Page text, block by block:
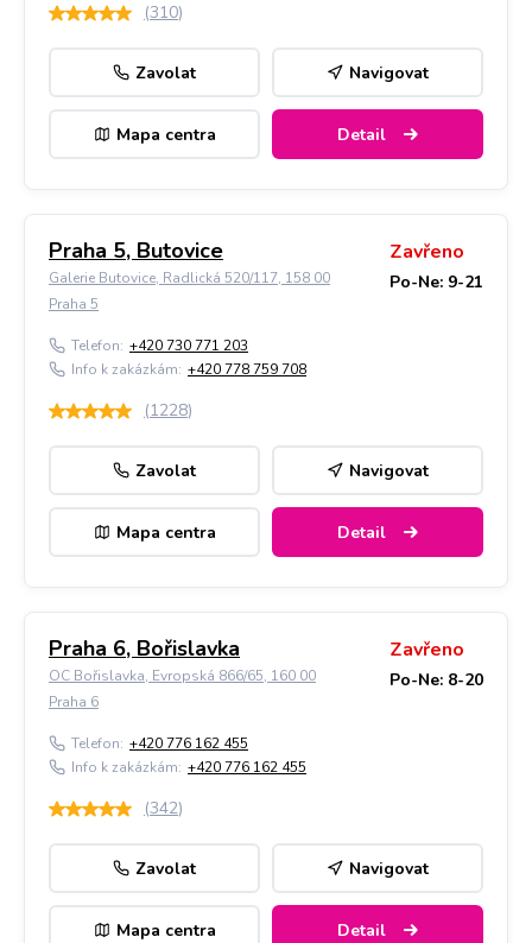
(310)
Zavolat Navigovat
Mapa centra Detail
Praha 5, Butovice
Galerie Butovice, Radlická 520/117, 158 00
Praha 5
Zavřeno
Po-Ne: 9-21
Telefon: +420 730 771 203
Info k zakázkám: +420 778 759 708
(1228)
Zavolat Navigovat
Mapa centra Detail
Praha 6, Bořislavka
OC Bořislavka, Evropská 866/65, 160 00
Praha 6
Zavřeno
Po-Ne: 8-20
Telefon: +420 776 162 455
Info k zakázkám: +420 776 162 455
(342)
Zavolat Navigovat
Mapa centra Detail